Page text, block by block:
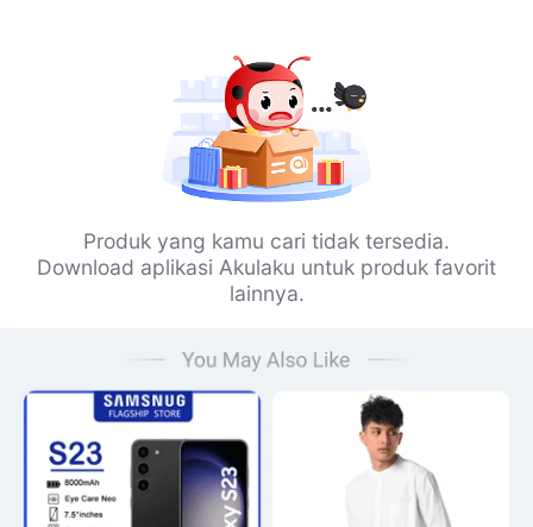
Produk yang kamu cari tidak tersedia.
Download aplikasi Akulaku untuk produk favorit
lainnya.